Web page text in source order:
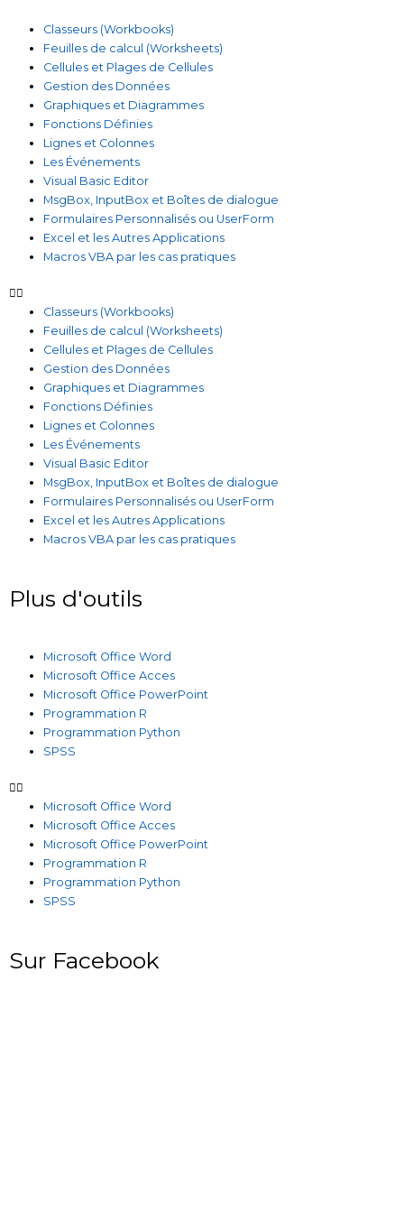
Classeurs (Workbooks)
Feuilles de calcul (Worksheets)
Cellules et Plages de Cellules
Gestion des Données
Graphiques et Diagrammes
Fonctions Définies
Lignes et Colonnes
Les Événements
Visual Basic Editor
MsgBox, InputBox et Boîtes de dialogue
Formulaires Personnalisés ou UserForm
Excel et les Autres Applications
Macros VBA par les cas pratiques
Classeurs (Workbooks)
Feuilles de calcul (Worksheets)
Cellules et Plages de Cellules
Gestion des Données
Graphiques et Diagrammes
Fonctions Définies
Lignes et Colonnes
Les Événements
Visual Basic Editor
MsgBox, InputBox et Boîtes de dialogue
Formulaires Personnalisés ou UserForm
Excel et les Autres Applications
Macros VBA par les cas pratiques
Plus d'outils
Microsoft Office Word
Microsoft Office Acces
Microsoft Office PowerPoint
Programmation R
Programmation Python
SPSS
Microsoft Office Word
Microsoft Office Acces
Microsoft Office PowerPoint
Programmation R
Programmation Python
SPSS
Sur Facebook